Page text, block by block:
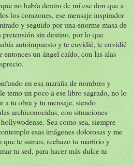
no había dentro de mí ese don que a
los corazones, ese mensaje inspirador
y seguido por una enorme masa de
pretensión sin destino, por lo que
autoimpuesto y te envidié, te envidié
un ángel caído, con las alas
en esa maraña de nombres y
temo un poco a ese libro sagrado, no lo
a tu obra y tu mensaje, siendo
archiconocidas, con situaciones
Sea como sea, siempre
esas imágenes dolorosas y me
que te sumes, rechazo tu martirio y
tu sed, para hacer más dulce tu